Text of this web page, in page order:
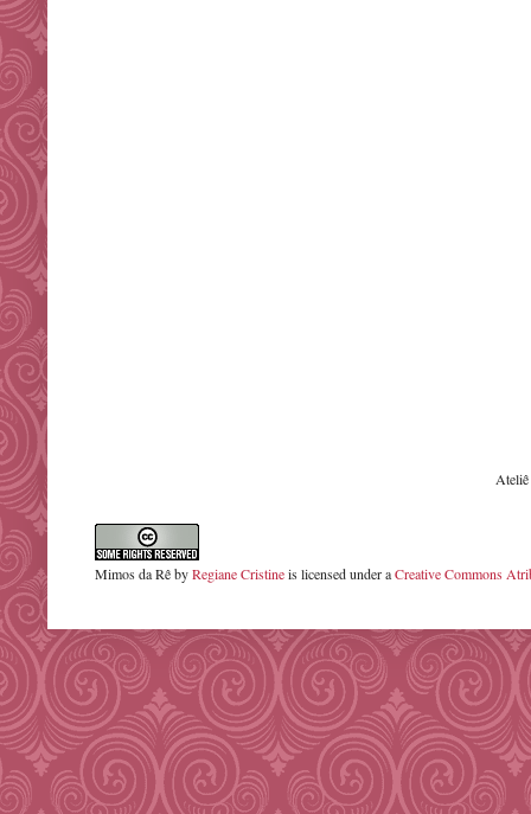
Mimos da RêbyRegiane Cristineis licensed under aCreative Commons